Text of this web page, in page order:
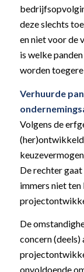
deze slechts
en niet voor de
is welke
worden
Verhuurde
Volgens de
De rechter gaat
immers niet ten
De
concern (deels)
onvoldoende